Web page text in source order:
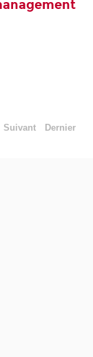
Suivant Dernier